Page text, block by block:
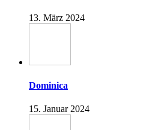
13. März 2024
Dominica
15. Januar 2024